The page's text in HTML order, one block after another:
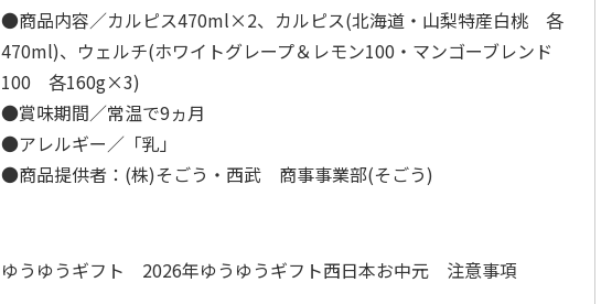
●商品内容／カルピス470ml×2、カルピス(北海道・山梨特産白桃 各
470ml)、ウェルチ(ホワイトグレープ＆レモン100・マンゴーブレンド
100 各160g×3)
●賞味期間／常温で9ヵ月
●アレルギー／「乳」
●商品提供者：(株)そごう・西武 商事事業部(そごう)
ゆうゆうギフト 2026年ゆうゆうギフト西日本お中元 注意事項